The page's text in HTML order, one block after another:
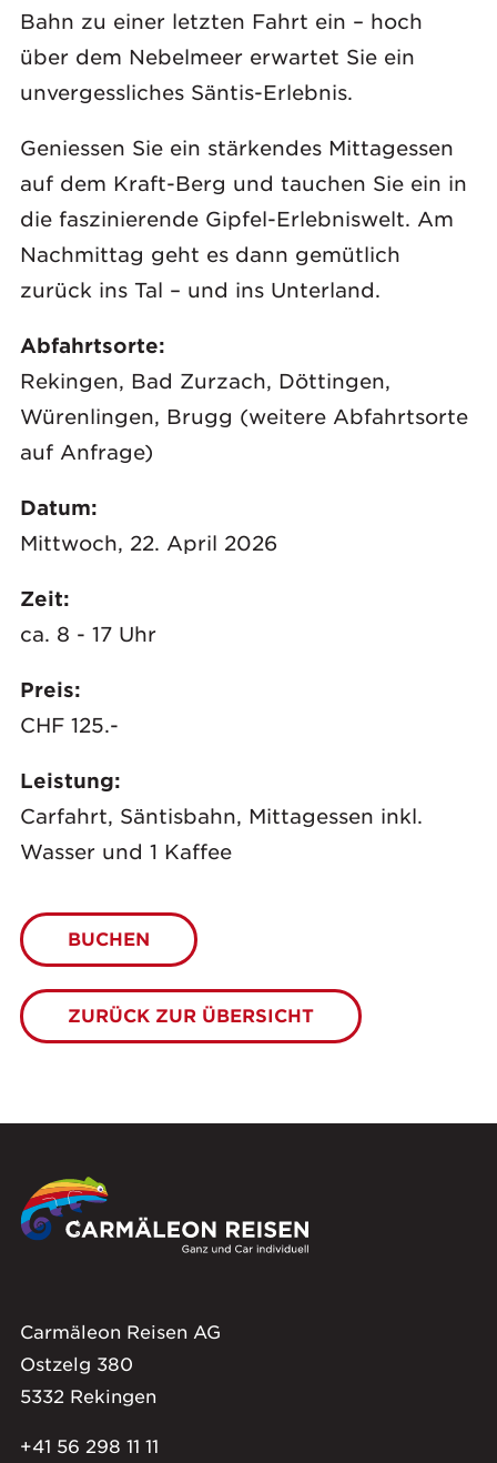
Bahn zu einer letzten Fahrt ein – hoch
über dem Nebelmeer erwartet Sie ein
unvergessliches Säntis-Erlebnis.
Geniessen Sie ein stärkendes Mittagessen
auf dem Kraft-Berg und tauchen Sie ein in
die faszinierende Gipfel-Erlebniswelt. Am
Nachmittag geht es dann gemütlich
zurück ins Tal – und ins Unterland.
Abfahrtsorte:
Rekingen, Bad Zurzach, Döttingen,
Würenlingen, Brugg (weitere Abfahrtsorte
auf Anfrage)
Datum:
Mittwoch, 22. April 2026
Zeit:
ca. 8 - 17 Uhr
Preis:
CHF 125.-
Leistung:
Carfahrt, Säntisbahn, Mittagessen inkl.
Wasser und 1 Kaffee
BUCHEN
ZURÜCK ZUR ÜBERSICHT
Carmäleon Reisen AG
Ostzelg 380
5332 Rekingen
+41 56 298 11 11